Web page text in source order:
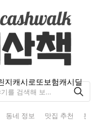
지캐시로또보험캐시딜
동네 정보 맛집 추천 분